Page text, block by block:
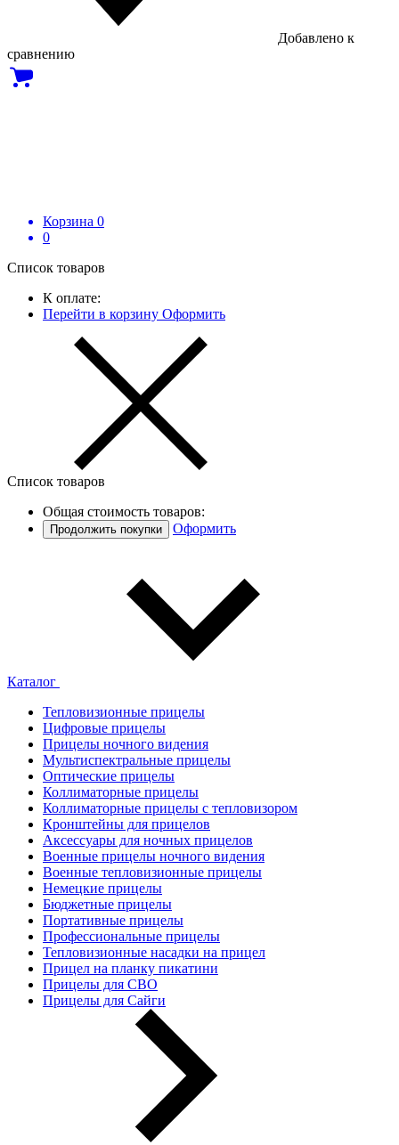
Добавлено к
сравнению
Корзина 0
0
Список товаров
К оплате:
Перейти в корзину Оформить
Список товаров
Общая стоимость товаров:
Продолжить покупки Оформить
Каталог
Тепловизионные прицелы
Цифровые прицелы
Прицелы ночного видения
Мультиспектральные прицелы
Оптические прицелы
Коллиматорные прицелы
Коллиматорные прицелы с тепловизором
Кронштейны для прицелов
Аксессуары для ночных прицелов
Военные прицелы ночного видения
Военные тепловизионные прицелы
Немецкие прицелы
Бюджетные прицелы
Портативные прицелы
Профессиональные прицелы
Тепловизионные насадки на прицел
Прицел на планку пикатини
Прицелы для СВО
Прицелы для Сайги